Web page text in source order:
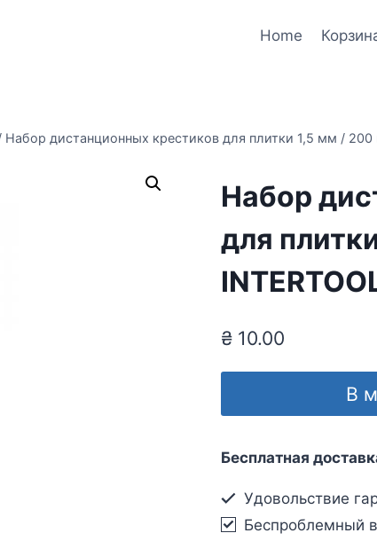
Home
Набор дистанционных крестиков для плитки 1,5 мм / 200
Набор
для
₴10.00
В
Бесплатная
Удовольствие
Беспроблемный